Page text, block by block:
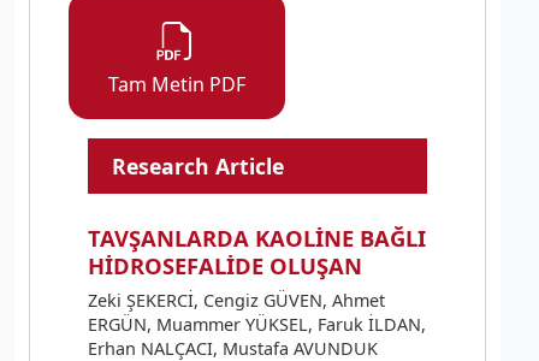
Tam Metin PDF
Research Article
TAVŞANLARDA KAOLİNE BAĞLI
HİDROSEFALİDE OLUŞAN
Zeki ŞEKERCİ, Cengiz GÜVEN, Ahmet
ERGÜN, Muammer YÜKSEL, Faruk İLDAN,
Erhan NALÇACI, Mustafa AVUNDUK